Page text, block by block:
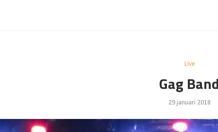
Live
Gag
29 januari 2018